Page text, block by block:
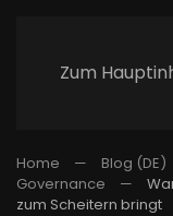
Zum
Home Blog (DE)
Governance
zum Scheitern bringt